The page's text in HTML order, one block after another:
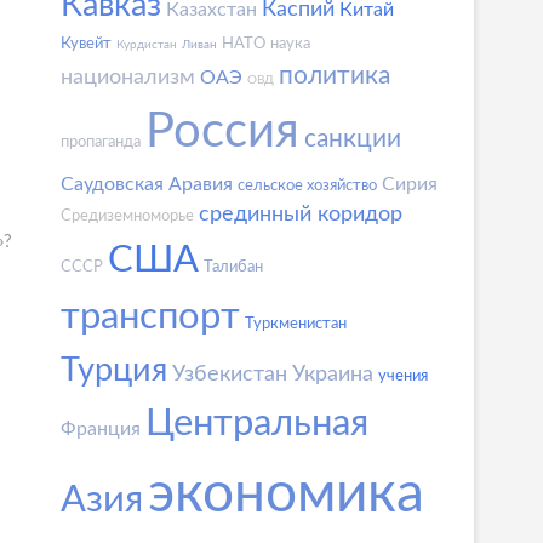
Казахстан Каспий Китай
Кувейт Курдистан Ливан НАТО наука
национализм ОАЭ ОВД политика
пропаганда Россия санкции
Саудовская Аравия сельское хозяйство Сирия
Средиземноморье срединный коридор
СССР США Талибан
транспорт Туркменистан
Турция Узбекистан Украина учения
Франция Центральная
Азия экономика